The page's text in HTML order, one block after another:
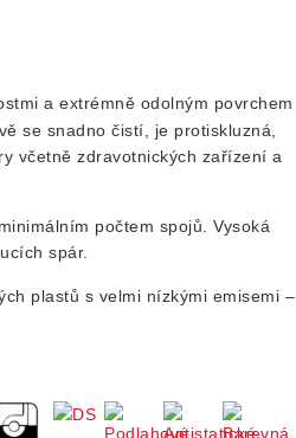
a extrémně odolným povrchem
se snadno čistí, je protiskluzná,
včetně zdravotnických zařízení a
počtem spojů. Vysoká
spár.
plastů s velmi nízkými emisemi –